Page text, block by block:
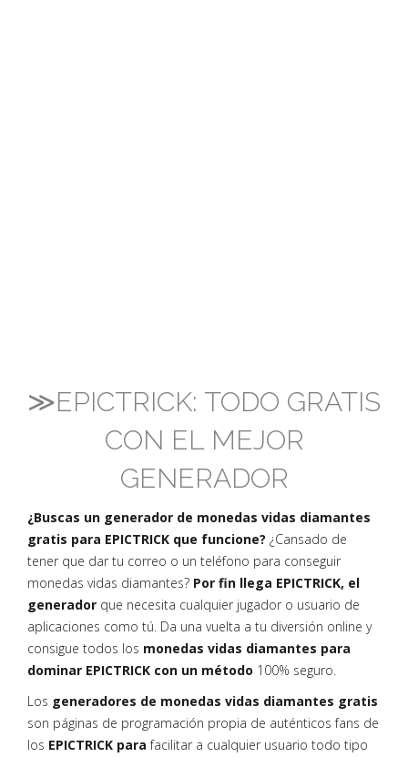
≫EPICTRICK: TODO GRATIS
CON EL MEJOR
GENERADOR
¿Buscas un generador de monedas vidas diamantes
gratis para EPICTRICK que funcione? ¿Cansado de
tener que dar tu correo o un teléfono para conseguir
monedas vidas diamantes? Por fin llega EPICTRICK, el
generador que necesita cualquier jugador o usuario de
aplicaciones como tú. Da una vuelta a tu diversión online y
consigue todos los monedas vidas diamantes para
dominar EPICTRICK con un método 100% seguro.
Los generadores de monedas vidas diamantes gratis
son páginas de programación propia de auténticos fans de
los EPICTRICK para facilitar a cualquier usuario todo tipo